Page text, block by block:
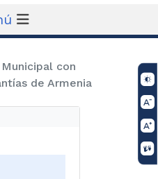
con
de Armenia